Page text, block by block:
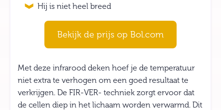
Hij is niet heel breed
Bekijk de prijs op Bol.com
Met deze infrarood deken hoef je de temperatuur
niet extra te verhogen om een goed resultaat te
verkrijgen. De FIR-VER- techniek zorgt ervoor dat
de cellen diep in het lichaam worden verwarmd. Dit